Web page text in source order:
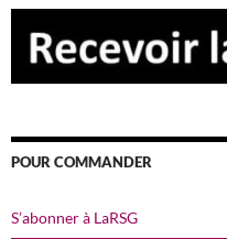
POUR COMMANDER
S’abonner à LaRSG